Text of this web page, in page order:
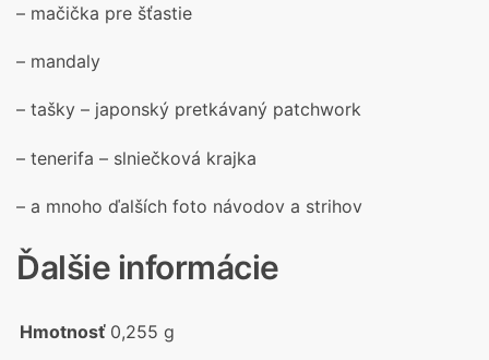
– mačička pre šťastie
– mandaly
– tašky – japonský pretkávaný patchwork
– tenerifa – slniečková krajka
– a mnoho ďalších foto návodov a strihov
Ďalšie informácie
Hmotnosť 0,255 g